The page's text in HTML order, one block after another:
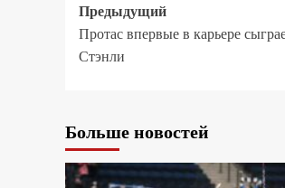
Предыдущий
Протас впервые в карьере
Стэнли
Больше новостей